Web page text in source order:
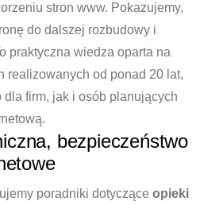
stron www. Pokazujemy,
do dalszej rozbudowy i
praktyczna wiedza oparta na
realizowanych od ponad 20 lat,
dla firm, jak i osób planujących
bezpieczeństwo
poradniki dotyczące opieki